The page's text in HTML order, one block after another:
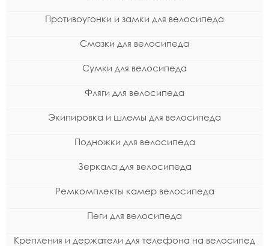
Противоугонки и замки для велосипеда
Смазки для велосипеда
Сумки для велосипеда
Фляги для велосипеда
Экипировка и шлемы для велосипеда
Подножки для велосипеда
Зеркала для велосипеда
Ремкомплекты камер велосипеда
Пеги для велосипеда
Крепления и держатели для телефона на велосипед